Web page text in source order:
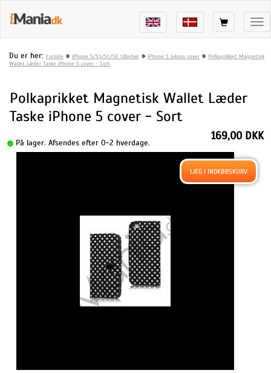
Du er her: Forside » iPhone 5/5S/5C/SE tilbehør » iPhone 5 luksus cover » Polkaprikket Magnetisk
Wallet Læder Taske iPhone 5 cover - Sort
Polkaprikket Magnetisk Wallet Læder
Taske iPhone 5 cover - Sort
På lager. Afsendes efter 0-2 hverdage.
169,00 DKK